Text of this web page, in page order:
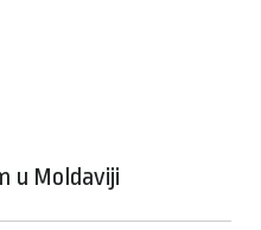
u Moldaviji